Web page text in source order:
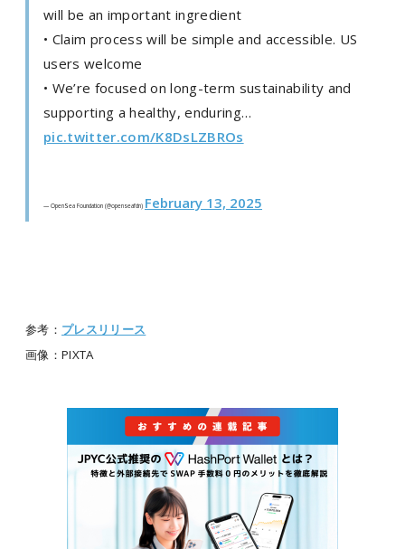
will be an important ingredient
• Claim process will be simple and accessible. US
users welcome
• We’re focused on long-term sustainability and
supporting a healthy, enduring…
pic.twitter.com/K8DsLZBROs
— OpenSea Foundation (@openseafdn) February 13, 2025
参考： プレスリリース
画像：PIXTA